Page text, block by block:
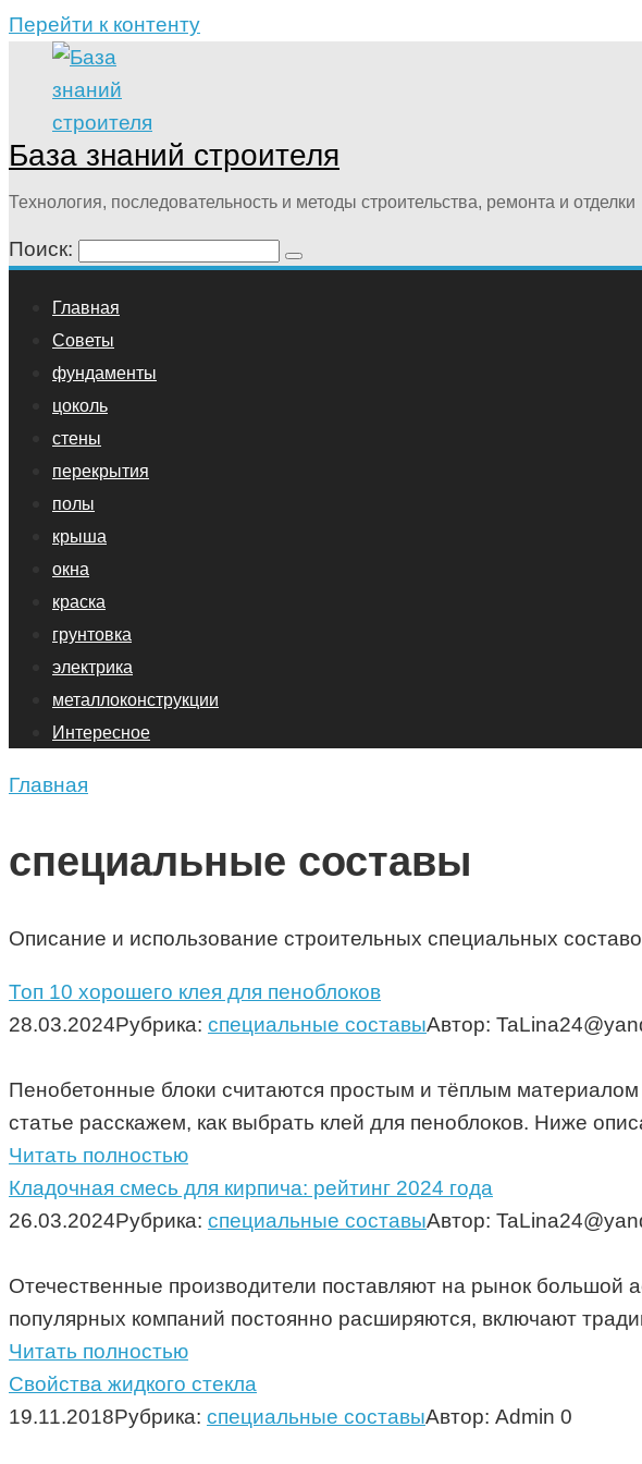
Перейти к контенту
База знаний строителя
Технология, последовательность и методы строительства, ремонта и отделки
Поиск:
Главная
Советы
фундаменты
цоколь
стены
перекрытия
полы
крыша
окна
краска
грунтовка
электрика
металлоконструкции
Интересное
Главная
специальные составы
Описание и использование строительных специальных
Топ 10 хорошего клея для пеноблоков
28.03.2024Рубрика: специальные составыАвтор:
Пенобетонные блоки считаются простым и тёплым
статье расскажем, как выбрать клей для пеноблоков. Ниже
Читать полностью
Кладочная смесь для кирпича: рейтинг 2024 года
26.03.2024Рубрика: специальные составыАвтор:
Отечественные производители поставляют на рынок большой
популярных компаний постоянно расширяются, включают
Читать полностью
Свойства жидкого стекла
19.11.2018Рубрика: специальные составыАвтор: Admin 0